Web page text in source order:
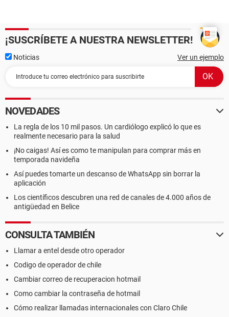
¡SUSCRÍBETE A NUESTRA NEWSLETTER!
Noticias Ver un ejemplo
NOVEDADES
La regla de los 10 mil pasos. Un cardiólogo explicó lo que es
realmente necesario para la salud
¡No caigas! Así es como te manipulan para comprar más en
temporada navideña
Así puedes tomarte un descanso de WhatsApp sin borrar la
aplicación
Los científicos descubren una red de canales de 4.000 años de
antigüedad en Belice
CONSULTA TAMBIÉN
Llamar a entel desde otro operador
Codigo de operador de chile
Cambiar correo de recuperacion hotmail
Como cambiar la contraseña de hotmail
Cómo realizar llamadas internacionales con Claro Chile